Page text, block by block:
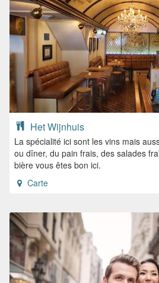
Het Wijnhuis
La spécialité ici sont les vins mais
ou dîner, du pain frais, des salades
bière vous êtes bon ici.
Carte